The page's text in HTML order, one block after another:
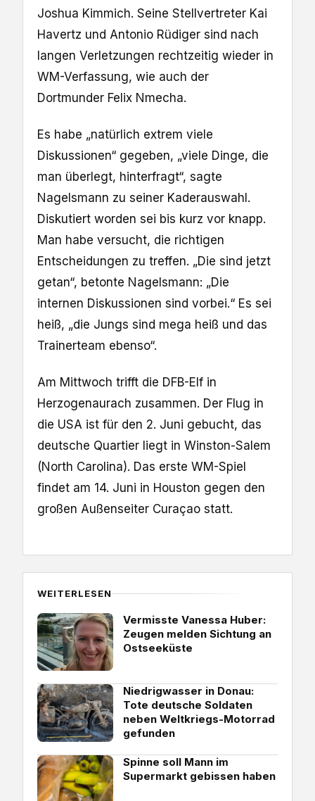
Joshua Kimmich. Seine Stellvertreter Kai
Havertz und Antonio Rüdiger sind nach
langen Verletzungen rechtzeitig wieder in
WM-Verfassung, wie auch der
Dortmunder Felix Nmecha.
Es habe „natürlich extrem viele
Diskussionen“ gegeben, „viele Dinge, die
man überlegt, hinterfragt“, sagte
Nagelsmann zu seiner Kaderauswahl.
Diskutiert worden sei bis kurz vor knapp.
Man habe versucht, die richtigen
Entscheidungen zu treffen. „Die sind jetzt
getan“, betonte Nagelsmann: „Die
internen Diskussionen sind vorbei.“ Es sei
heiß, „die Jungs sind mega heiß und das
Trainerteam ebenso“.
Am Mittwoch trifft die DFB-Elf in
Herzogenaurach zusammen. Der Flug in
die USA ist für den 2. Juni gebucht, das
deutsche Quartier liegt in Winston-Salem
(North Carolina). Das erste WM-Spiel
findet am 14. Juni in Houston gegen den
großen Außenseiter Curaçao statt.
WEITERLESEN
Vermisste Vanessa Huber:
Zeugen melden Sichtung an
Ostseeküste
Niedrigwasser in Donau:
Tote deutsche Soldaten
neben Weltkriegs-Motorrad
gefunden
Spinne soll Mann im
Supermarkt gebissen haben